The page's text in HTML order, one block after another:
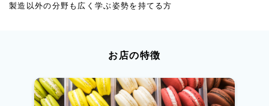
製造以外の分野も広く学ぶ姿勢を持てる方
お店の特徴